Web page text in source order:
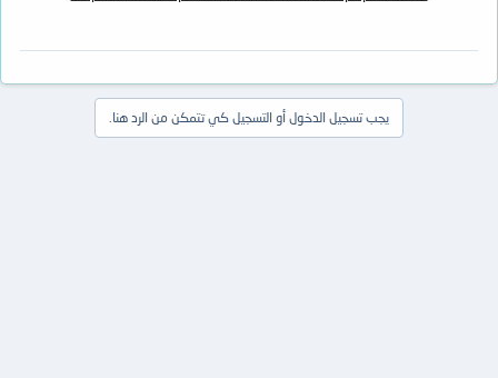
يجب تسجيل الدخول أو التسجيل كي تتمكن من الرد هنا.